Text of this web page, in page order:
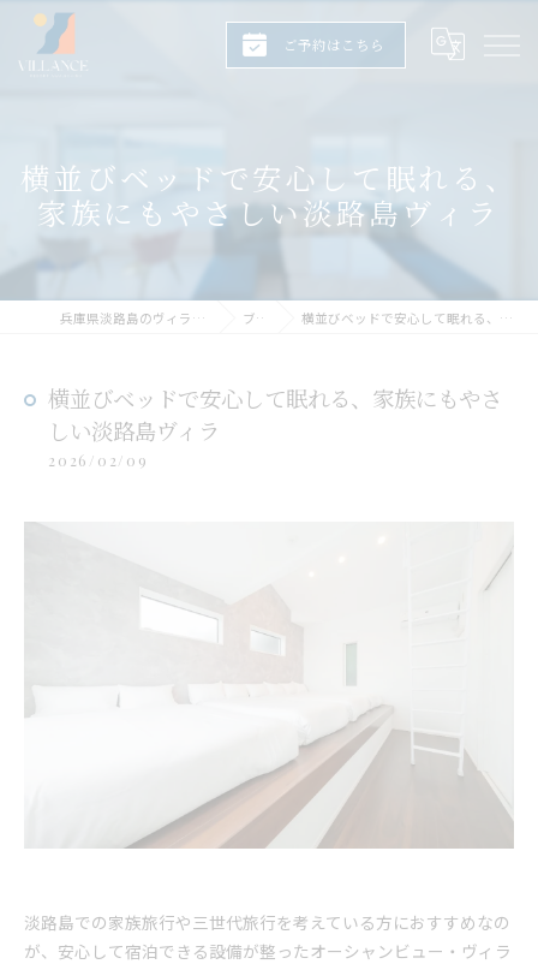
ご予約はこちら
横並びベッドで安心して眠れる、
家族にもやさしい淡路島ヴィラ
兵庫県淡路島のヴィラならヴィランス淡路島 ブログ 横並びベッドで安心して眠れる、家族にもやさしい淡路島ヴィラ
横並びベッドで安心して眠れる、家族にもやさ
しい淡路島ヴィラ
2026/02/09
淡路島での家族旅行や三世代旅行を考えている方におすすめなの
が、安心して宿泊できる設備が整ったオーシャンビュー・ヴィラ